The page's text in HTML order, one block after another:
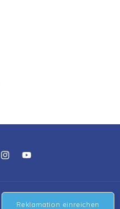
www.facebook.com/people/
https://www.instagram.com/
https://
Reklamation einreichen